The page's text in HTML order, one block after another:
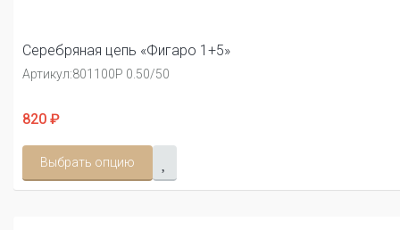
Серебряная цепь «Фигаро 1+5»
Артикул:801100Р 0.50/50
820 ₽
Выбрать опцию